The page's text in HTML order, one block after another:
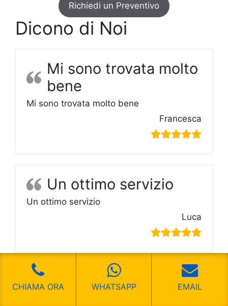
Richiedi un Preventivo
Dicono di Noi
Mi sono trovata molto
bene
Mi sono trovata molto bene
Francesca
Un ottimo servizio
Un ottimo servizio
Luca
Dei veri professionisti
CHIAMA ORA WHATSAPP EMAIL